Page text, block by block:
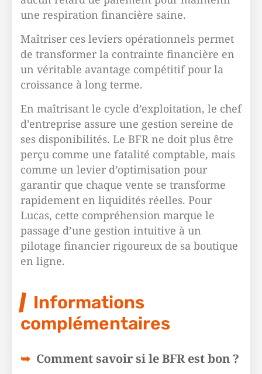
une respiration financière saine.
Maîtriser ces leviers opérationnels permet
de transformer la contrainte financière en
un véritable avantage compétitif pour la
croissance à long terme.
En maîtrisant le cycle d’exploitation, le chef
d’entreprise assure une gestion sereine de
ses disponibilités. Le BFR ne doit plus être
perçu comme une fatalité comptable, mais
comme un levier d’optimisation pour
garantir que chaque vente se transforme
rapidement en liquidités réelles. Pour
Lucas, cette compréhension marque le
passage d’une gestion intuitive à un
pilotage financier rigoureux de sa boutique
en ligne.
Informations
complémentaires
Comment savoir si le BFR est bon ?